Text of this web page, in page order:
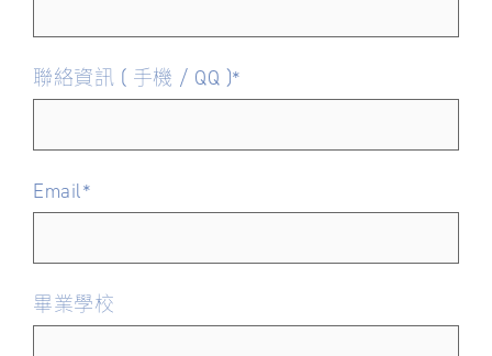
聯絡資訊 ( 手機 / QQ )*
Email*
畢業學校